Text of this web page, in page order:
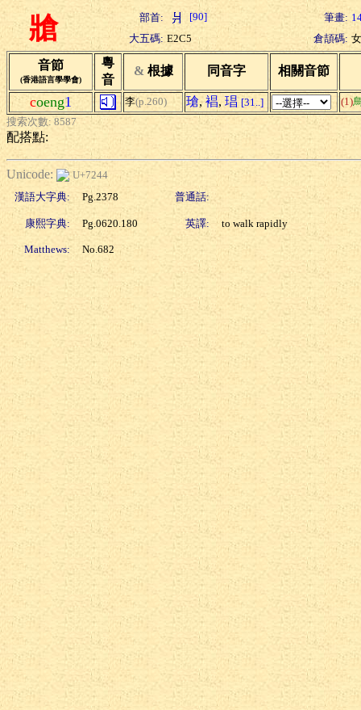
牄 部首: [90] 筆畫:
大五碼: E2C5 倉頡碼:
音節
(香港語言學學會)
粵
音
& 根據 同音字 相關音節
coeng1 李(p.260) 瑲, 裮, 琩 [31..] (1)
搜索次數: 8587
配搭點:
Unicode:
U+7244
漢語大字典:
Pg.2378 普通話:
康熙字典: Pg.0620.180 英譯: to walk rapidly
Matthews: No.682